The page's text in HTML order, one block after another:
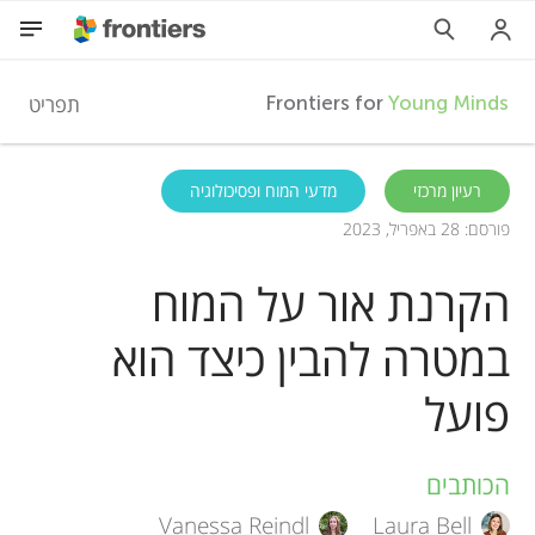
F
r
o
n
t
Frontiers forYoung Minds תפריט
השתתפות
רעיון מרכזי
מדעי המוח ופסיכולוגיה
פורסם: 28 באפריל, 2023
הקרנת אור על המוח
במטרה להבין כיצד הוא
פועל
A
הכותבים
Laura Bell
Vanessa Reindl